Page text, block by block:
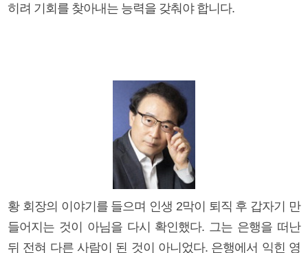
히려 기회를 찾아내는 능력을 갖춰야 합니다.
황 회장의 이야기를 들으며 인생 2막이 퇴직 후 갑자기 만
들어지는 것이 아님을 다시 확인했다. 그는 은행을 떠난
뒤 전혀 다른 사람이 된 것이 아니었다. 은행에서 익힌 영